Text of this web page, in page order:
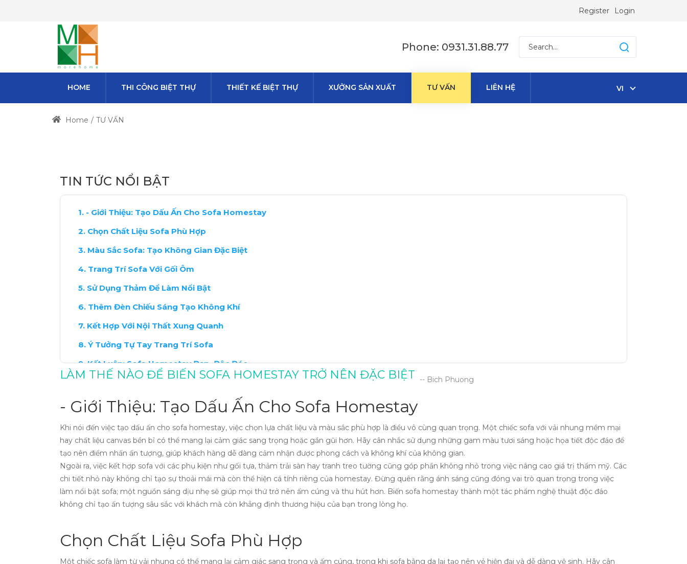
Register Login
Phone: 0931.31.88.77
HOME THI CÔNG BIỆT THỰ THIẾT KẾ BIỆT THỰ XƯỞNG SẢN XUẤT TƯ VẤN LIÊN HỆ VI
Home TƯ VẤN
TIN TỨC NỔI BẬT
- Giới Thiệu: Tạo Dấu Ấn Cho Sofa Homestay
Chọn Chất Liệu Sofa Phù Hợp
Màu Sắc Sofa: Tạo Không Gian Đặc Biệt
Trang Trí Sofa Với Gối Ôm
Sử Dụng Thảm Để Làm Nổi Bật
Thêm Đèn Chiếu Sáng Tạo Không Khí
Kết Hợp Với Nội Thất Xung Quanh
Ý Tưởng Tự Tay Trang Trí Sofa
Kết Luận: Sofa Homestay Đẹp, Độc Đáo
LÀM THẾ NÀO ĐỂ BIẾN SOFA HOMESTAY TRỞ NÊN ĐẶC BIỆT -- Bich Phuong
- Giới Thiệu: Tạo Dấu Ấn Cho Sofa Homestay
Khi nói đến việc tạo dấu ấn cho sofa homestay, việc chọn lựa chất liệu và màu sắc phù hợp là điều vô cùng quan trọng. Một chiếc sofa với vải nhung mềm mại
hay chất liệu canvas bền bỉ có thể mang lại cảm giác sang trọng hoặc gần gũi hơn. Hãy cân nhắc sử dụng những gam màu tươi sáng hoặc họa tiết độc đáo để
tạo nên điểm nhấn ấn tượng, giúp khách hàng dễ dàng cảm nhận được phong cách và không khí của không gian.
Ngoài ra, việc kết hợp sofa với các phụ kiện như gối tựa, thảm trải sàn hay tranh treo tường cũng góp phần không nhỏ trong việc nâng cao giá trị thẩm mỹ. Các
chi tiết nhỏ này không chỉ tạo sự thoải mái mà còn thể hiện cá tính riêng của homestay. Đừng quên rằng ánh sáng cũng đóng vai trò quan trọng trong việc
làm nổi bật sofa; một nguồn sáng dịu nhẹ sẽ giúp mọi thứ trở nên ấm cúng và thu hút hơn. Biến sofa homestay thành một tác phẩm nghệ thuật độc đáo
không chỉ tạo ấn tượng sâu sắc với khách mà còn khẳng định thương hiệu của bạn trong lòng họ.
Chọn Chất Liệu Sofa Phù Hợp
Một chiếc sofa làm từ vải nhung có thể mang lại cảm giác sang trọng và ấm cúng, trong khi sofa bằng da lại tạo nên vẻ hiện đại và dễ dàng vệ sinh. Hãy cân